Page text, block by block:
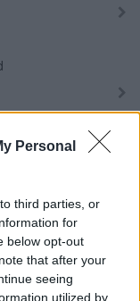
Personal
third parties, or
for
below opt-out
that after your
seeing
utilized by
und